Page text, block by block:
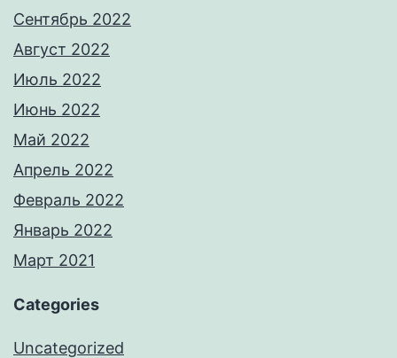
Сентябрь 2022
Август 2022
Июль 2022
Июнь 2022
Май 2022
Апрель 2022
Февраль 2022
Январь 2022
Март 2021
Categories
Uncategorized